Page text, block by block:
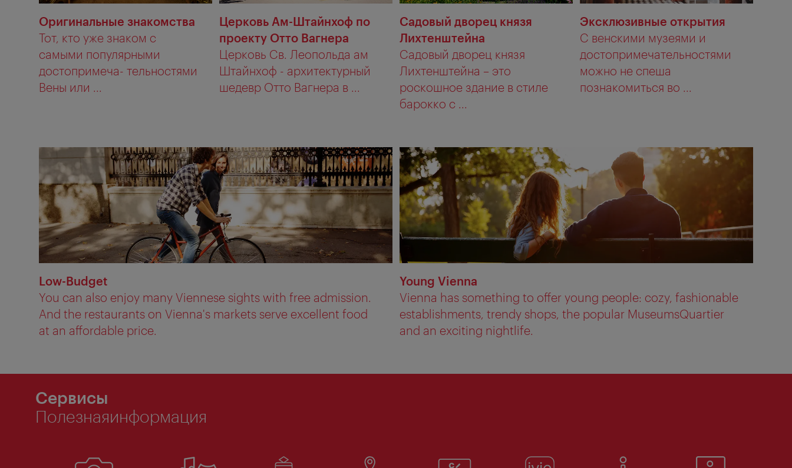
Оригинальные знакомства
Тот, кто уже знаком с
самыми популярными
достопримеча- тельностями
Вены или ...
Церковь Ам-Штайнхоф по
проекту Отто Вагнера
Церковь Св. Леопольда ам
Штайнхоф - архитектурный
шедевр Отто Вагнера в ...
Садовый дворец князя
Лихтенштейна
Садовый дворец князя
Лихтенштейна – это
роскошное здание в стиле
барокко с ...
Эксклюзивные открытия
С венскими музеями и
достопримечательностями
можно не спеша
познакомиться во ...
Low-Budget
You can also enjoy many Viennese sights with free admission.
And the restaurants on Vienna's markets serve excellent food
at an affordable price.
Young Vienna
Vienna has something to offer young people: cozy, fashionable
establishments, trendy shops, the popular MuseumsQuartier
and an exciting nightlife.
Сервисы
Полезнаяинформация